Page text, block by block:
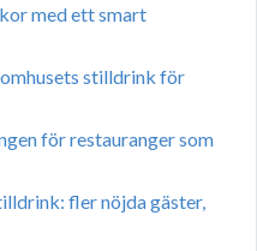
med ett smart
stilldrink för
för restauranger som
fler nöjda gäster,